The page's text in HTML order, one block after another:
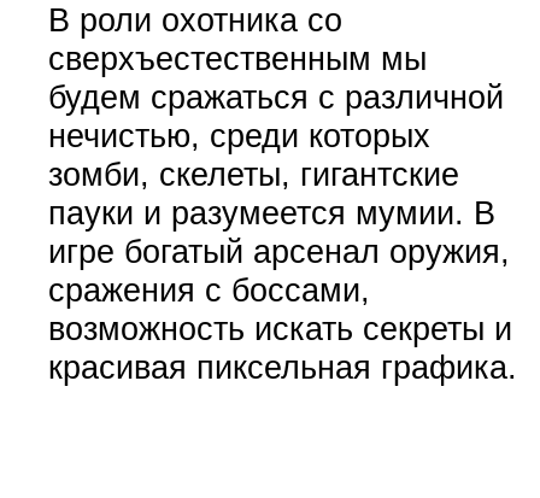
В роли охотника со
сверхъестественным мы
будем сражаться с различной
нечистью, среди которых
зомби, скелеты, гигантские
пауки и разумеется мумии. В
игре богатый арсенал оружия,
сражения с боссами,
возможность искать секреты и
красивая пиксельная графика.